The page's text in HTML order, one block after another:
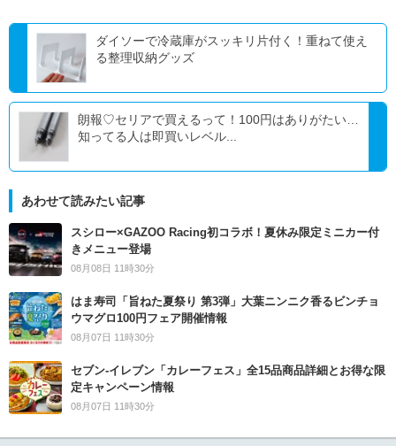
ダイソーで冷蔵庫がスッキリ片付く！重ねて使え
る整理収納グッズ
朗報♡セリアで買えるって！100円はありがたい…
知ってる人は即買いレベル...
あわせて読みたい記事
スシロー×GAZOO Racing初コラボ！夏休み限定ミニカー付
きメニュー登場
08月08日 11時30分
はま寿司「旨ねた夏祭り 第3弾」大葉ニンニク香るビンチョ
ウマグロ100円フェア開催情報
08月07日 11時30分
セブン‐イレブン「カレーフェス」全15品商品詳細とお得な限
定キャンペーン情報
08月07日 11時30分